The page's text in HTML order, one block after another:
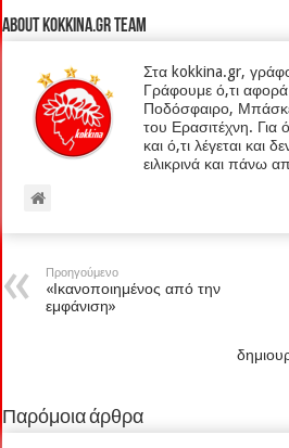
About kokkina.gr TEAM
Στα kokkina.gr,
Γράφουμε ό,τι
Ποδόσφαιρο,
του Ερασιτέχνη. Για
και ό,τι λέγεται και
ειλικρινά και πάνω
Προηγούμενο
«Ικανοποιημένος από την
εμφάνιση»
Παρόμοια άρθρα